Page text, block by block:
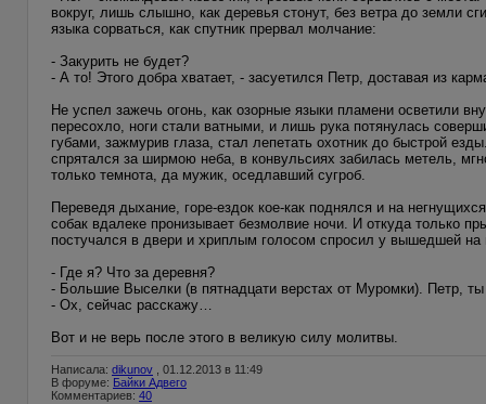
вокруг, лишь слышно, как деревья стонут, без ветра до земли
языка сорваться, как спутник прервал молчание:
- Закурить не будет?
- А то! Этого добра хватает, - засуетился Петр, доставая из
Не успел зажечь огонь, как озорные языки пламени осветили
пересохло, ноги стали ватными, и лишь рука потянулась
губами, зажмурив глаза, стал лепетать охотник до быстрой
спрятался за ширмою неба, в конвульсиях забилась метель,
только темнота, да мужик, оседлавший сугроб.
Переведя дыхание, горе-ездок кое-как поднялся и на
собак вдалеке пронизывает безмолвие ночи. И откуда только
постучался в двери и хриплым голосом спросил у вышедшей на
- Где я? Что за деревня?
- Большие Выселки (в пятнадцати верстах от Муромки). Петр,
- Ох, сейчас расскажу…
Вот и не верь после этого в великую силу молитвы.
Написала: dikunov , 01.12.2013 в 11:49
В форуме: Байки Адвего
Комментариев: 40